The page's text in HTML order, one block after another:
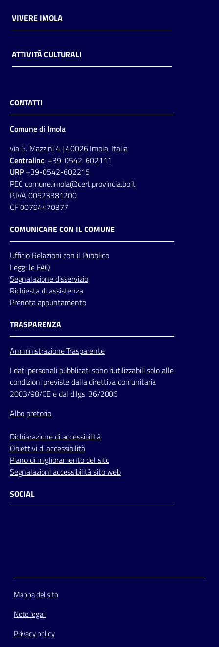
VIVERE IMOLA
ATTIVITÀ CULTURALI
CONTATTI
Comune di Imola
via G. Mazzini 4 | 40026 Imola, Italia
Centralino: +39-0542-602111
URP +39-0542-602215
PEC comune.imola@cert.provincia.bo.it
P.IVA 00523381200
CF 00794470377
COMUNICARE CON IL COMUNE
Ufficio Relazionicon il Pubblico
Leggi le FAQ
Segnalazione disservizio
Richiesta di assistenza
Prenota appuntamento
TRASPARENZA
Amministrazione Trasparente
I dati personali pubblicati sono riutilizzabili solo alle
condizioni previste dalla direttiva comunitaria
2003/98/CE e dal d.lgs. 36/2006
Albo pretorio
Dichiarazione di accessibilità
Obiettivi di accessibilità
Piano di miglioramento del sito
Segnalazioni accessibilità sito web
SOCIAL
Mappa del sito
Note legali
Privacy policy